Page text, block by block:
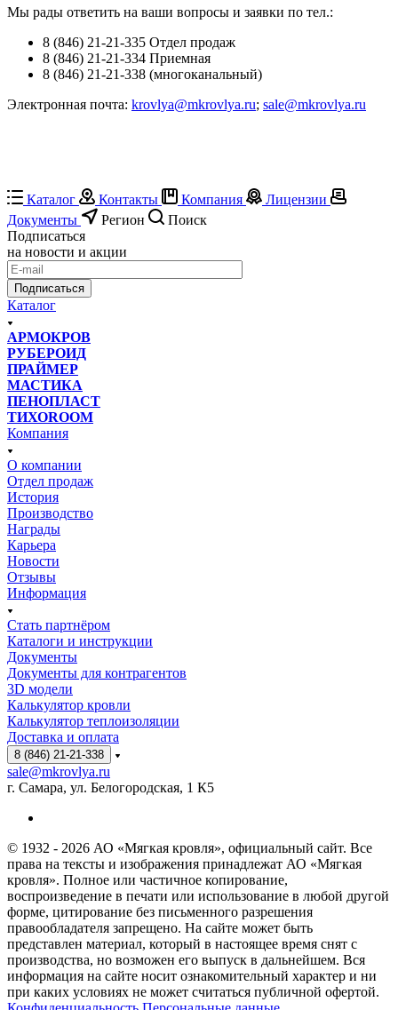
Мы рады ответить на ваши вопросы и заявки по тел.:
8 (846) 21-21-335 Отдел продаж
8 (846) 21-21-334 Приемная
8 (846) 21-21-338 (многоканальный)
Электронная почта: krovlya@mkrovlya.ru; sale@mkrovlya.ru
Каталог Контакты Компания
Лицензии
Документы
Регион
Поиск
Подписаться
на новости и акции
Подписаться
Каталог
АРМОКРОВ
РУБЕРОИД
ПРАЙМЕР
МАСТИКА
ПЕНОПЛАСТ
ТИХОROOM
Компания
О компании
Отдел продаж
История
Производство
Награды
Карьера
Новости
Отзывы
Информация
Стать партнёром
Каталоги и инструкции
Документы
Документы для контрагентов
3D модели
Калькулятор кровли
Калькулятор теплоизоляции
Доставка и оплата
8 (846) 21-21-338
sale@mkrovlya.ru
г. Самара, ул. Белогородская, 1 К5
© 1932 - 2026 АО «Мягкая кровля», официальный сайт. Все
права на тексты и изображения принадлежат АО «Мягкая
кровля». Полное или частичное копирование,
воспроизведение в печати или использование в любой другой
форме, цитирование без письменного разрешения
правообладателя запрещено. На сайте может быть
представлен материал, который в настоящее время снят с
производства, но возможен его выпуск в дальнейшем. Вся
информация на сайте носит ознакомительный характер и ни
при каких условиях не может считаться публичной офертой.